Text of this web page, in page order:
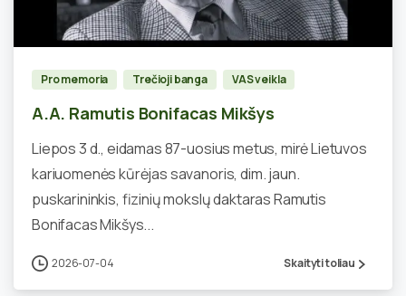
Pro memoria Trečioji banga VAS veikla
A.A. Ramutis Bonifacas Mikšys
Liepos 3 d., eidamas 87-uosius metus, mirė Lietuvos
kariuomenės kūrėjas savanoris, dim. jaun.
puskarininkis, fizinių mokslų daktaras Ramutis
Bonifacas Mikšys...
2026-07-04 Skaityti toliau